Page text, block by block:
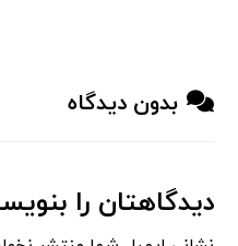
بدون دیدگاه
دیدگاهتان را